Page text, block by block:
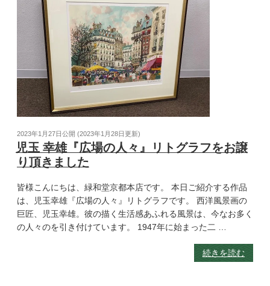
2023年1月27日公開 (2023年1月28日更新)
児玉 幸雄『広場の人々』リトグラフをお譲
り頂きました
皆様こんにちは、緑和堂京都本店です。 本日ご紹介する作品
は、児玉幸雄『広場の人々』リトグラフです。 西洋風景画の
巨匠、児玉幸雄。彼の描く生活感あふれる風景は、今なお多く
の人々のを引き付けています。 1947年に始まった二 …
続きを読む